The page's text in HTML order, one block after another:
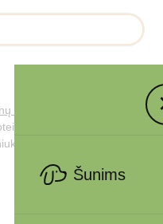
Šunims
maistas
mini Puppy sausas
su lašiša ir ryžiais